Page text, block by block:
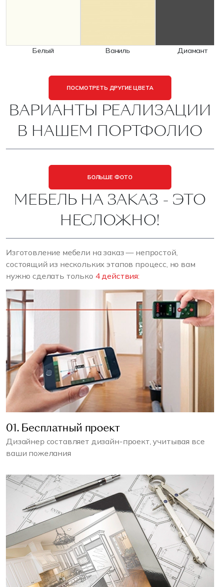
Белый Ваниль Диамант
ПОСМОТРЕТЬ ДРУГИЕ ЦВЕТА
ВАРИАНТЫ РЕАЛИЗАЦИИ
В НАШЕМ ПОРТФОЛИО
БОЛЬШЕ ФОТО
МЕБЕЛЬ НА ЗАКАЗ - ЭТО
НЕСЛОЖНО!
Изготовление мебели на заказ — непростой,
состоящий из нескольких этапов процесс, но вам
нужно сделать только 4 действия:
01. Бесплатный проект
Дизайнер составляет дизайн-проект, учитывая все
ваши пожелания